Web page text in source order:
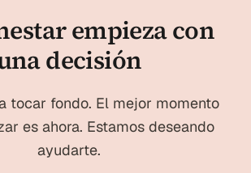
empieza con
decisión
tocar fondo. El mejor momento
es ahora. Estamos deseando
ayudarte.